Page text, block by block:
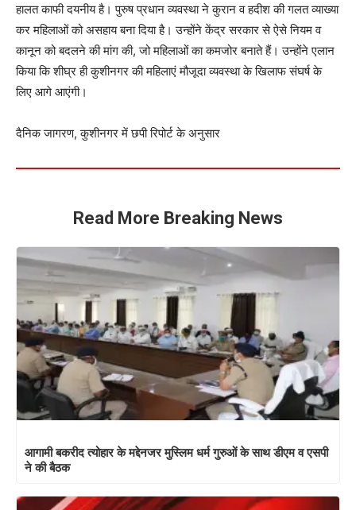
हालत काफी दयनीय है। पुरुष प्रधान व्यवस्था ने कुरान व हदीश की गलत व्याख्या
कर महिलाओं को असहाय बना दिया है। उन्होंने केंद्र सरकार से ऐसे नियम व
कानून को बदलने की मांग की, जो महिलाओं का कमजोर बनाते हैं। उन्होंने एलान
किया कि शीघ्र ही कुशीनगर की महिलाएं मौजूदा व्यवस्था के खिलाफ संघर्ष के
लिए आगे आएंगी।
दैनिक जागरण, कुशीनगर में छपी रिपोर्ट के अनुसार
Read More Breaking News
आगामी बकरीद त्योहार के मद्देनजर मुस्लिम धर्म गुरुओं के साथ डीएम व एसपी
ने की बैठक